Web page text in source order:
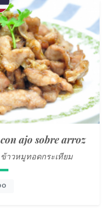
ajo sobre arroz
ข้าวหมูทอดกระเทียม